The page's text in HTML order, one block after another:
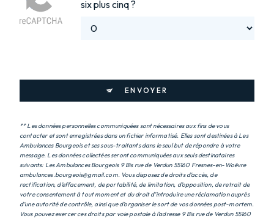
six plus cinq ?
ENVOYER
** Les données personnelles communiquées sont nécessaires aux fins de vous
contacter et sont enregistrées dans un fichier informatisé. Elles sont destinées à Les
Ambulances Bourgeois et ses sous-traitants dans le seul but de répondre à votre
message. Les données collectées seront communiquées aux seuls destinataires
suivants: Les Ambulances Bourgeois 9 Bis rue de Verdun 55160 Fresnes-en-Woëvre
ambulances.bourgeois@gmail.com. Vous disposez de droits d’accès, de
rectification, d’effacement, de portabilité, de limitation, d’opposition, de retrait de
votre consentement à tout moment et du droit d’introduire une réclamation auprès
d’une autorité de contrôle, ainsi que d’organiser le sort de vos données post-mortem.
Vous pouvez exercer ces droits par voie postale à l'adresse 9 Bis rue de Verdun 55160